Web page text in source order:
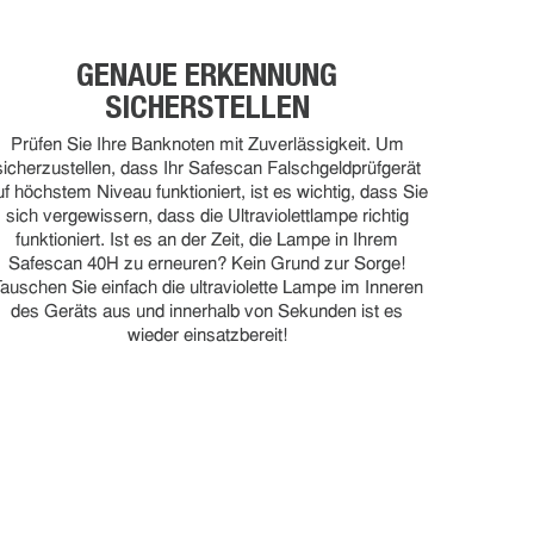
GENAUE ERKENNUNG
SICHERSTELLEN
Prüfen Sie Ihre Banknoten mit Zuverlässigkeit. Um
dass Ihr Safescan Falschgeldprüfgerät
höchstem Niveau funktioniert, ist es wichtig, dass Sie
sich vergewissern, dass die Ultraviolettlampe richtig
funktioniert. Ist es an der Zeit, die Lampe in Ihrem
Safescan 40H zu erneuren? Kein Grund zur Sorge!
Sie einfach die ultraviolette Lampe im Inneren
des Geräts aus und innerhalb von Sekunden ist es
wieder einsatzbereit!